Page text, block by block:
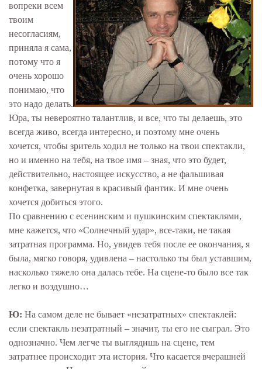
вопреки всем
твоим
несогласиям,
приняла я сама,
потому что я
очень хорошо
понимаю, что
это надо делать.
Юра, ты невероятно талантлив, и все, что ты делаешь, это
всегда живо, всегда интересно, и поэтому мне очень
хочется, чтобы зритель ходил не только на твои спектакли,
но и именно на тебя, на твое имя – зная, что это будет,
действительно, настоящее искусство, а не фальшивая
конфетка, завернутая в красивый фантик. И мне очень
хочется добиться этого.
По сравнению с есенинским и пушкинским спектаклями,
мне кажется, что «Солнечный удар», все-таки, не такая
затратная программа. Но, увидев тебя после ее окончания, я
была, мягко говоря, удивлена – настолько ты был уставшим,
насколько тяжело она далась тебе. На сцене-то было все так
легко и воздушно…
Ю: На самом деле не бывает «незатратных» спектаклей:
если спектакль незатратный – значит, ты его не сыграл. Это
однозначно. Чем легче ты выглядишь на сцене, тем
затратнее происходит эта история. Что касается вчерашней